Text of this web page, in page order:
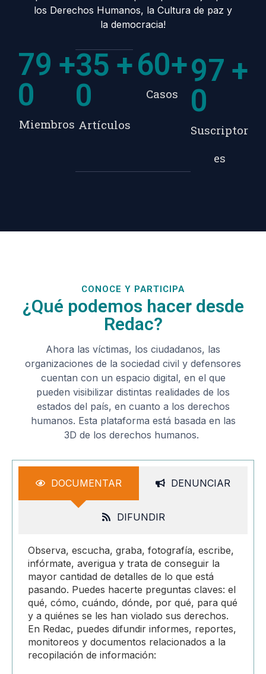
los Derechos Humanos, la Cultura de paz y
la democracia!
79
0
+
Miembros
35
0
+
Artículos
60+
Casos
97
0
+
Suscriptor
es
CONOCE Y PARTICIPA
¿Qué podemos hacer desde
Redac?
Ahora las víctimas, los ciudadanos, las
organizaciones de la sociedad civil y defensores
cuentan con un espacio digital, en el que
pueden visibilizar distintas realidades de los
estados del país, en cuanto a los derechos
humanos. Esta plataforma está basada en las
3D de los derechos humanos.
DOCUMENTAR DENUNCIAR
DIFUNDIR
Observa, escucha, graba, fotografía, escribe,
infórmate, averigua y trata de conseguir la
mayor cantidad de detalles de lo que está
pasando. Puedes hacerte preguntas claves: el
qué, cómo, cuándo, dónde, por qué, para qué
y a quiénes se les han violado sus derechos.
En Redac, puedes difundir informes, reportes,
monitoreos y documentos relacionados a la
recopilación de información: